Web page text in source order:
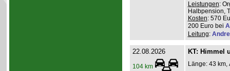
Leistungen:
Halbpension,
Kosten: 570
200 Euro bei
Leitung:
22.08.2026
104 km
KT: Himmel
Länge: 43 km,